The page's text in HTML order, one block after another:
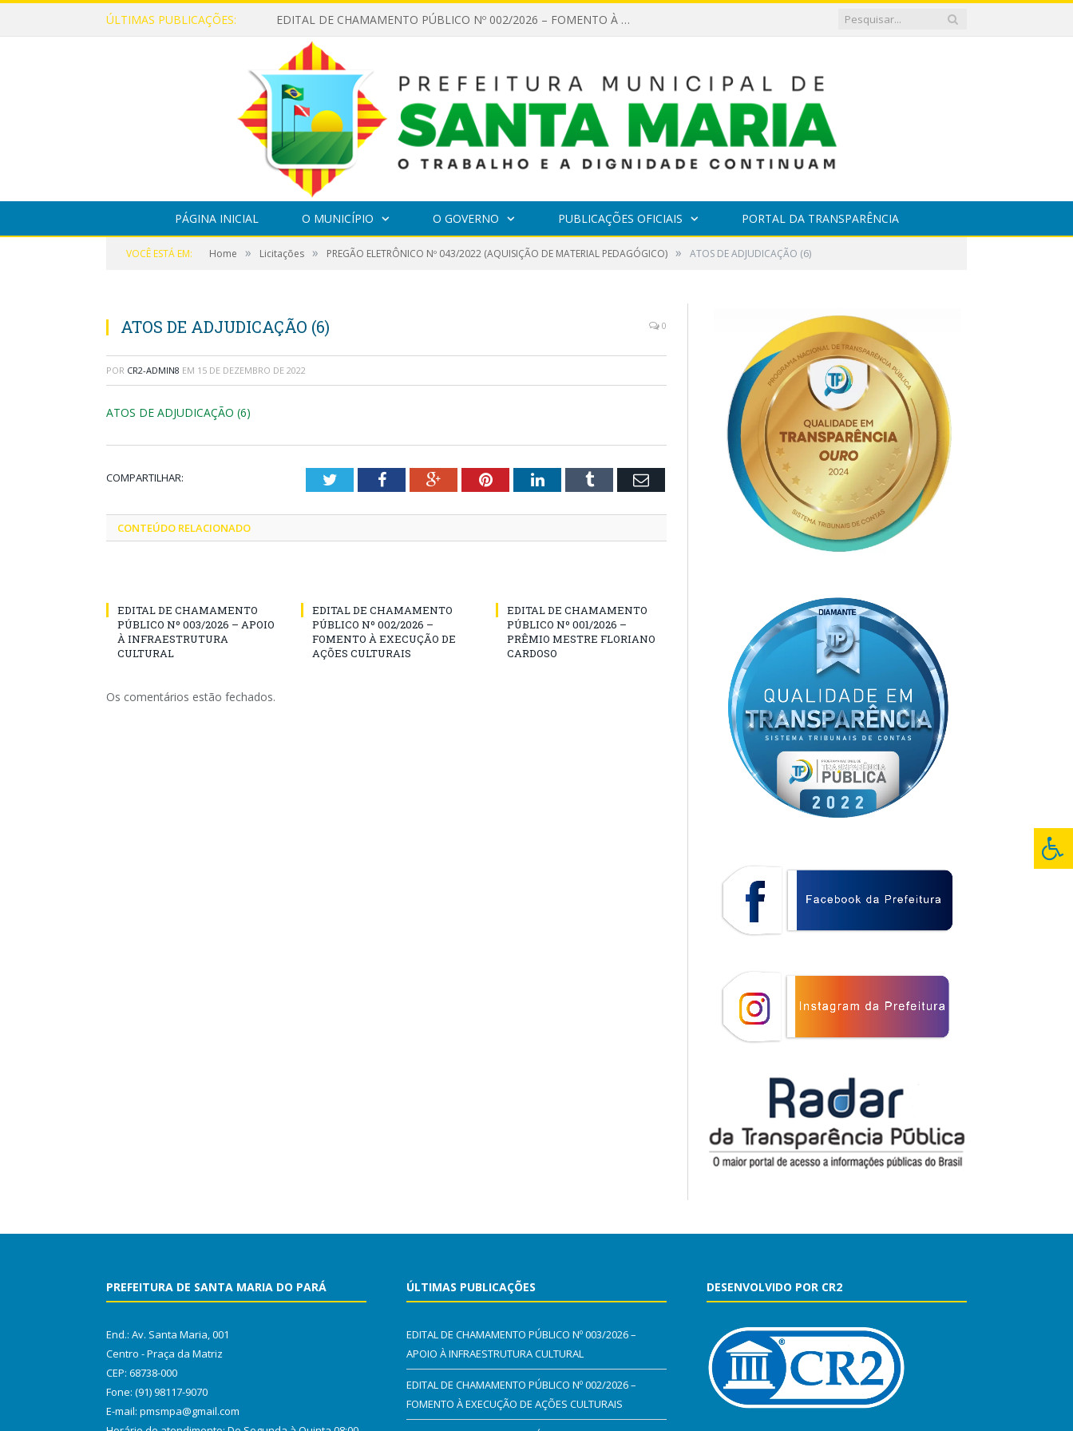
ÚLTIMAS PUBLICAÇÕES: EDITAL DE CHAMAMENTO PÚBLICO Nº 002/2026 – FOMENTO À EXECUÇÃO DE AÇÕES CULTURAIS
PÁGINA INICIAL O MUNICÍPIO O GOVERNO PUBLICAÇÕES OFICIAIS PORTAL DA TRANSPARÊNCIA
VOCÊ ESTÁ EM: Home » Licitações » PREGÃO ELETRÔNICO Nº 043/2022 (AQUISIÇÃO DE MATERIAL PEDAGÓGICO) » ATOS DE ADJUDICAÇÃO (6)
ATOS DE ADJUDICAÇÃO (6) 0
POR CR2-ADMIN8 EM 15 DE DEZEMBRO DE 2022
ATOS DE ADJUDICAÇÃO (6)
COMPARTILHAR: TwitterFacebookGoogle+PinterestLinkedInTumblr Email
CONTEÚDO RELACIONADO
EDITAL DE CHAMAMENTO
PÚBLICO Nº 003/2026 – APOIO
À INFRAESTRUTURA
CULTURAL
EDITAL DE CHAMAMENTO
PÚBLICO Nº 002/2026 –
FOMENTO À EXECUÇÃO DE
AÇÕES CULTURAIS
EDITAL DE CHAMAMENTO
PÚBLICO Nº 001/2026 –
PRÊMIO MESTRE FLORIANO
CARDOSO
Os comentários estão fechados.
PREFEITURA DE SANTA MARIA DO PARÁ
End.: Av. Santa Maria, 001
Centro - Praça da Matriz
CEP: 68738-000
Fone: (91) 98117-9070
E-mail: pmsmpa@gmail.com
ÚLTIMAS PUBLICAÇÕES
EDITAL DE CHAMAMENTO PÚBLICO Nº 003/2026 –
APOIO À INFRAESTRUTURA CULTURAL
EDITAL DE CHAMAMENTO PÚBLICO Nº 002/2026 –
FOMENTO À EXECUÇÃO DE AÇÕES CULTURAIS
DESENVOLVIDO POR CR2